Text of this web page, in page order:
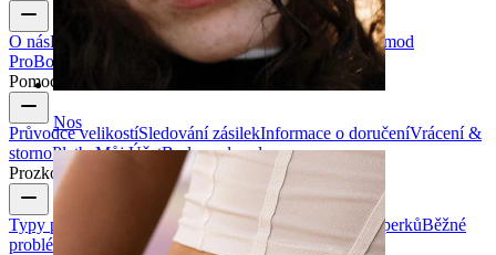
Nos
O násBlog Podmínky & pravidla Kontaktujte nás
Bodymod
ProBodymod Creators
Bodymod Recenze
Pomoc & info
Průvodce velikostíSledování zásilekInformace o doručeníVrácení &
stornoPlatbaMůj ÚčetBodymod podpora
Prozkoumat
Typy piercingových šperků Materiály piercingových šperkůBěžné
problémy s piercingem a následnou péčí